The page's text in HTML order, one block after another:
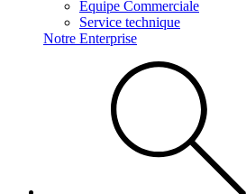
Équipe Commerciale
Service technique
Notre Enterprise